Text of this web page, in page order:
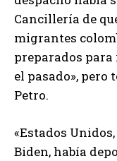
Cancillería de
migrantes
preparados para
el pasado», pero
Petro.
«Estados
Biden, había